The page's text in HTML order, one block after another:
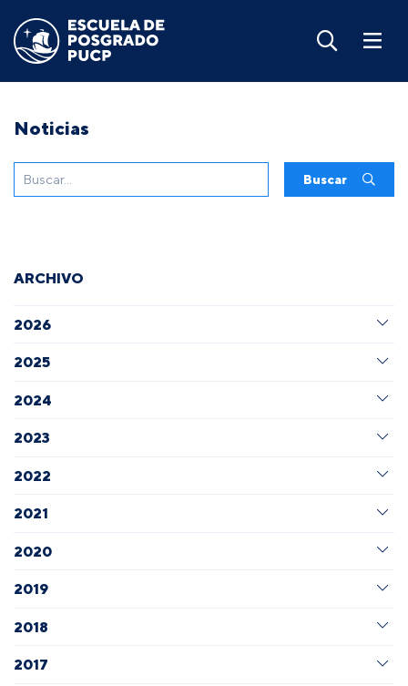
Noticias
Buscar
ARCHIVO
2026
2025
2024
2023
2022
2021
2020
2019
2018
2017